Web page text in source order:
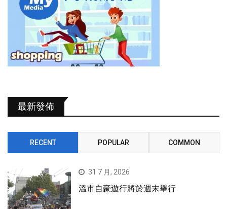
最新發佈
RECENT POPULAR COMMON
31 7 月, 2026
溫市自豪遊行將於週末舉行